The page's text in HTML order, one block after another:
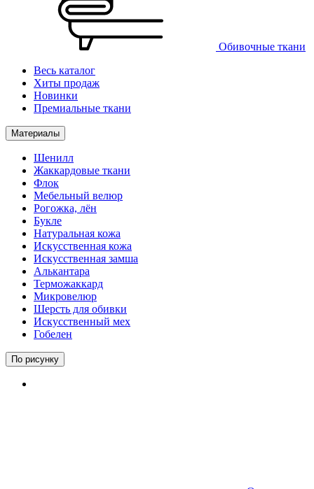
Обивочные ткани
Весь каталог
Хиты продаж
Новинки
Премиальные ткани
Материалы
Шенилл
Жаккардовые ткани
Флок
Мебельный велюр
Рогожка, лён
Букле
Натуральная кожа
Искусственная кожа
Искусственная замша
Алькантара
Терможаккард
Микровелюр
Шерсть для обивки
Искусственный мех
Гобелен
По рисунку